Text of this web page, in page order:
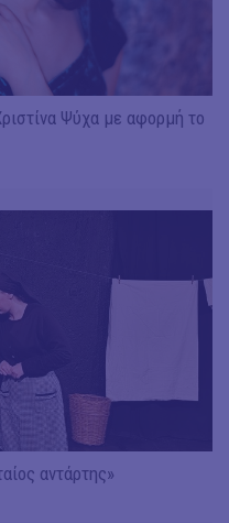
Ψύχα με αφορμή το
αντάρτης»